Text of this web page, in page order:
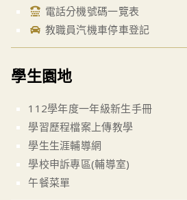
電話分機號碼一覽表
教職員汽機車停車登記
學生園地
112學年度一年級新生手冊
學習歷程檔案上傳教學
學生生涯輔導網
學校申訴專區(輔導室)
午餐菜單